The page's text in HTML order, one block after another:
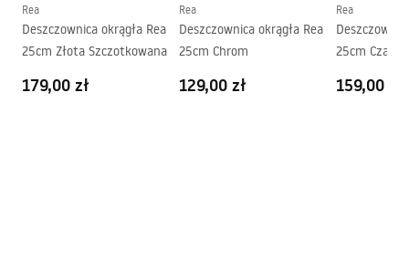
Rea
Deszczownica okrągła Rea
25cm Złota Szczotkowana
179,00 zł
Rea
Deszczownica okrągła Rea
25cm Chrom
129,00 zł
Rea
25cm
159,00 zł